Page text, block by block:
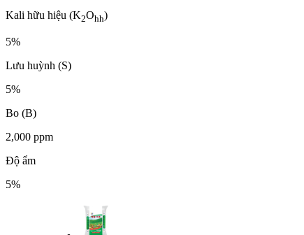
Kali hữu hiệu (K2Ohh)
5%
Lưu huỳnh (S)
5%
Bo (B)
2,000 ppm
Độ ẩm
5%